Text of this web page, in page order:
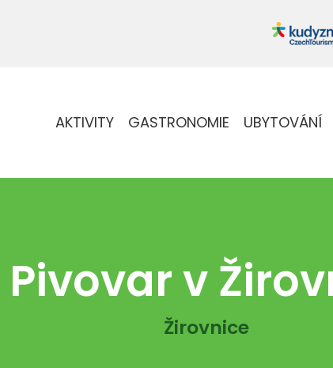
AKTIVITY GASTRONOMIE UBYTOVÁNÍ
Pivovar v
Žirovnice